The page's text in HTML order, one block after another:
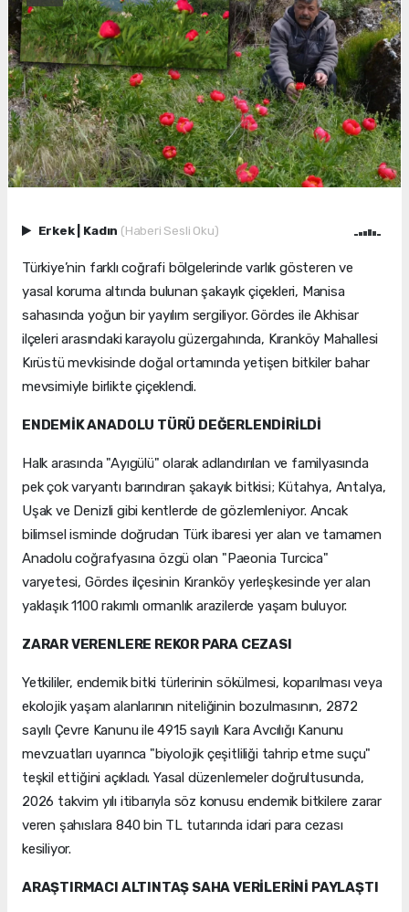
Erkek Kadın (Haberi Sesli Oku)
Türkiye’nin farklı coğrafi bölgelerinde varlık gösteren ve
yasal koruma altında bulunan şakayık çiçekleri, Manisa
sahasında yoğun bir yayılım sergiliyor. Gördes ile Akhisar
ilçeleri arasındaki karayolu güzergahında, Kıranköy Mahallesi
Kırüstü mevkisinde doğal ortamında yetişen bitkiler bahar
mevsimiyle birlikte çiçeklendi.
ENDEMİK ANADOLU TÜRÜ DEĞERLENDİRİLDİ
Halk arasında "Ayıgülü" olarak adlandırılan ve familyasında
pek çok varyantı barındıran şakayık bitkisi; Kütahya, Antalya,
Uşak ve Denizli gibi kentlerde de gözlemleniyor. Ancak
bilimsel isminde doğrudan Türk ibaresi yer alan ve tamamen
Anadolu coğrafyasına özgü olan "Paeonia Turcica"
varyetesi, Gördes ilçesinin Kıranköy yerleşkesinde yer alan
yaklaşık 1100 rakımlı ormanlık arazilerde yaşam buluyor.
ZARAR VERENLERE REKOR PARA CEZASI
Yetkililer, endemik bitki türlerinin sökülmesi, koparılması veya
ekolojik yaşam alanlarının niteliğinin bozulmasının, 2872
sayılı Çevre Kanunu ile 4915 sayılı Kara Avcılığı Kanunu
mevzuatları uyarınca "biyolojik çeşitliliği tahrip etme suçu"
teşkil ettiğini açıkladı. Yasal düzenlemeler doğrultusunda,
2026 takvim yılı itibarıyla söz konusu endemik bitkilere zarar
veren şahıslara 840 bin TL tutarında idari para cezası
kesiliyor.
ARAŞTIRMACI ALTINTAŞ SAHA VERİLERİNİ PAYLAŞTI